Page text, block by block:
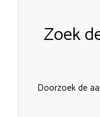
Zoek
Doorzoek de